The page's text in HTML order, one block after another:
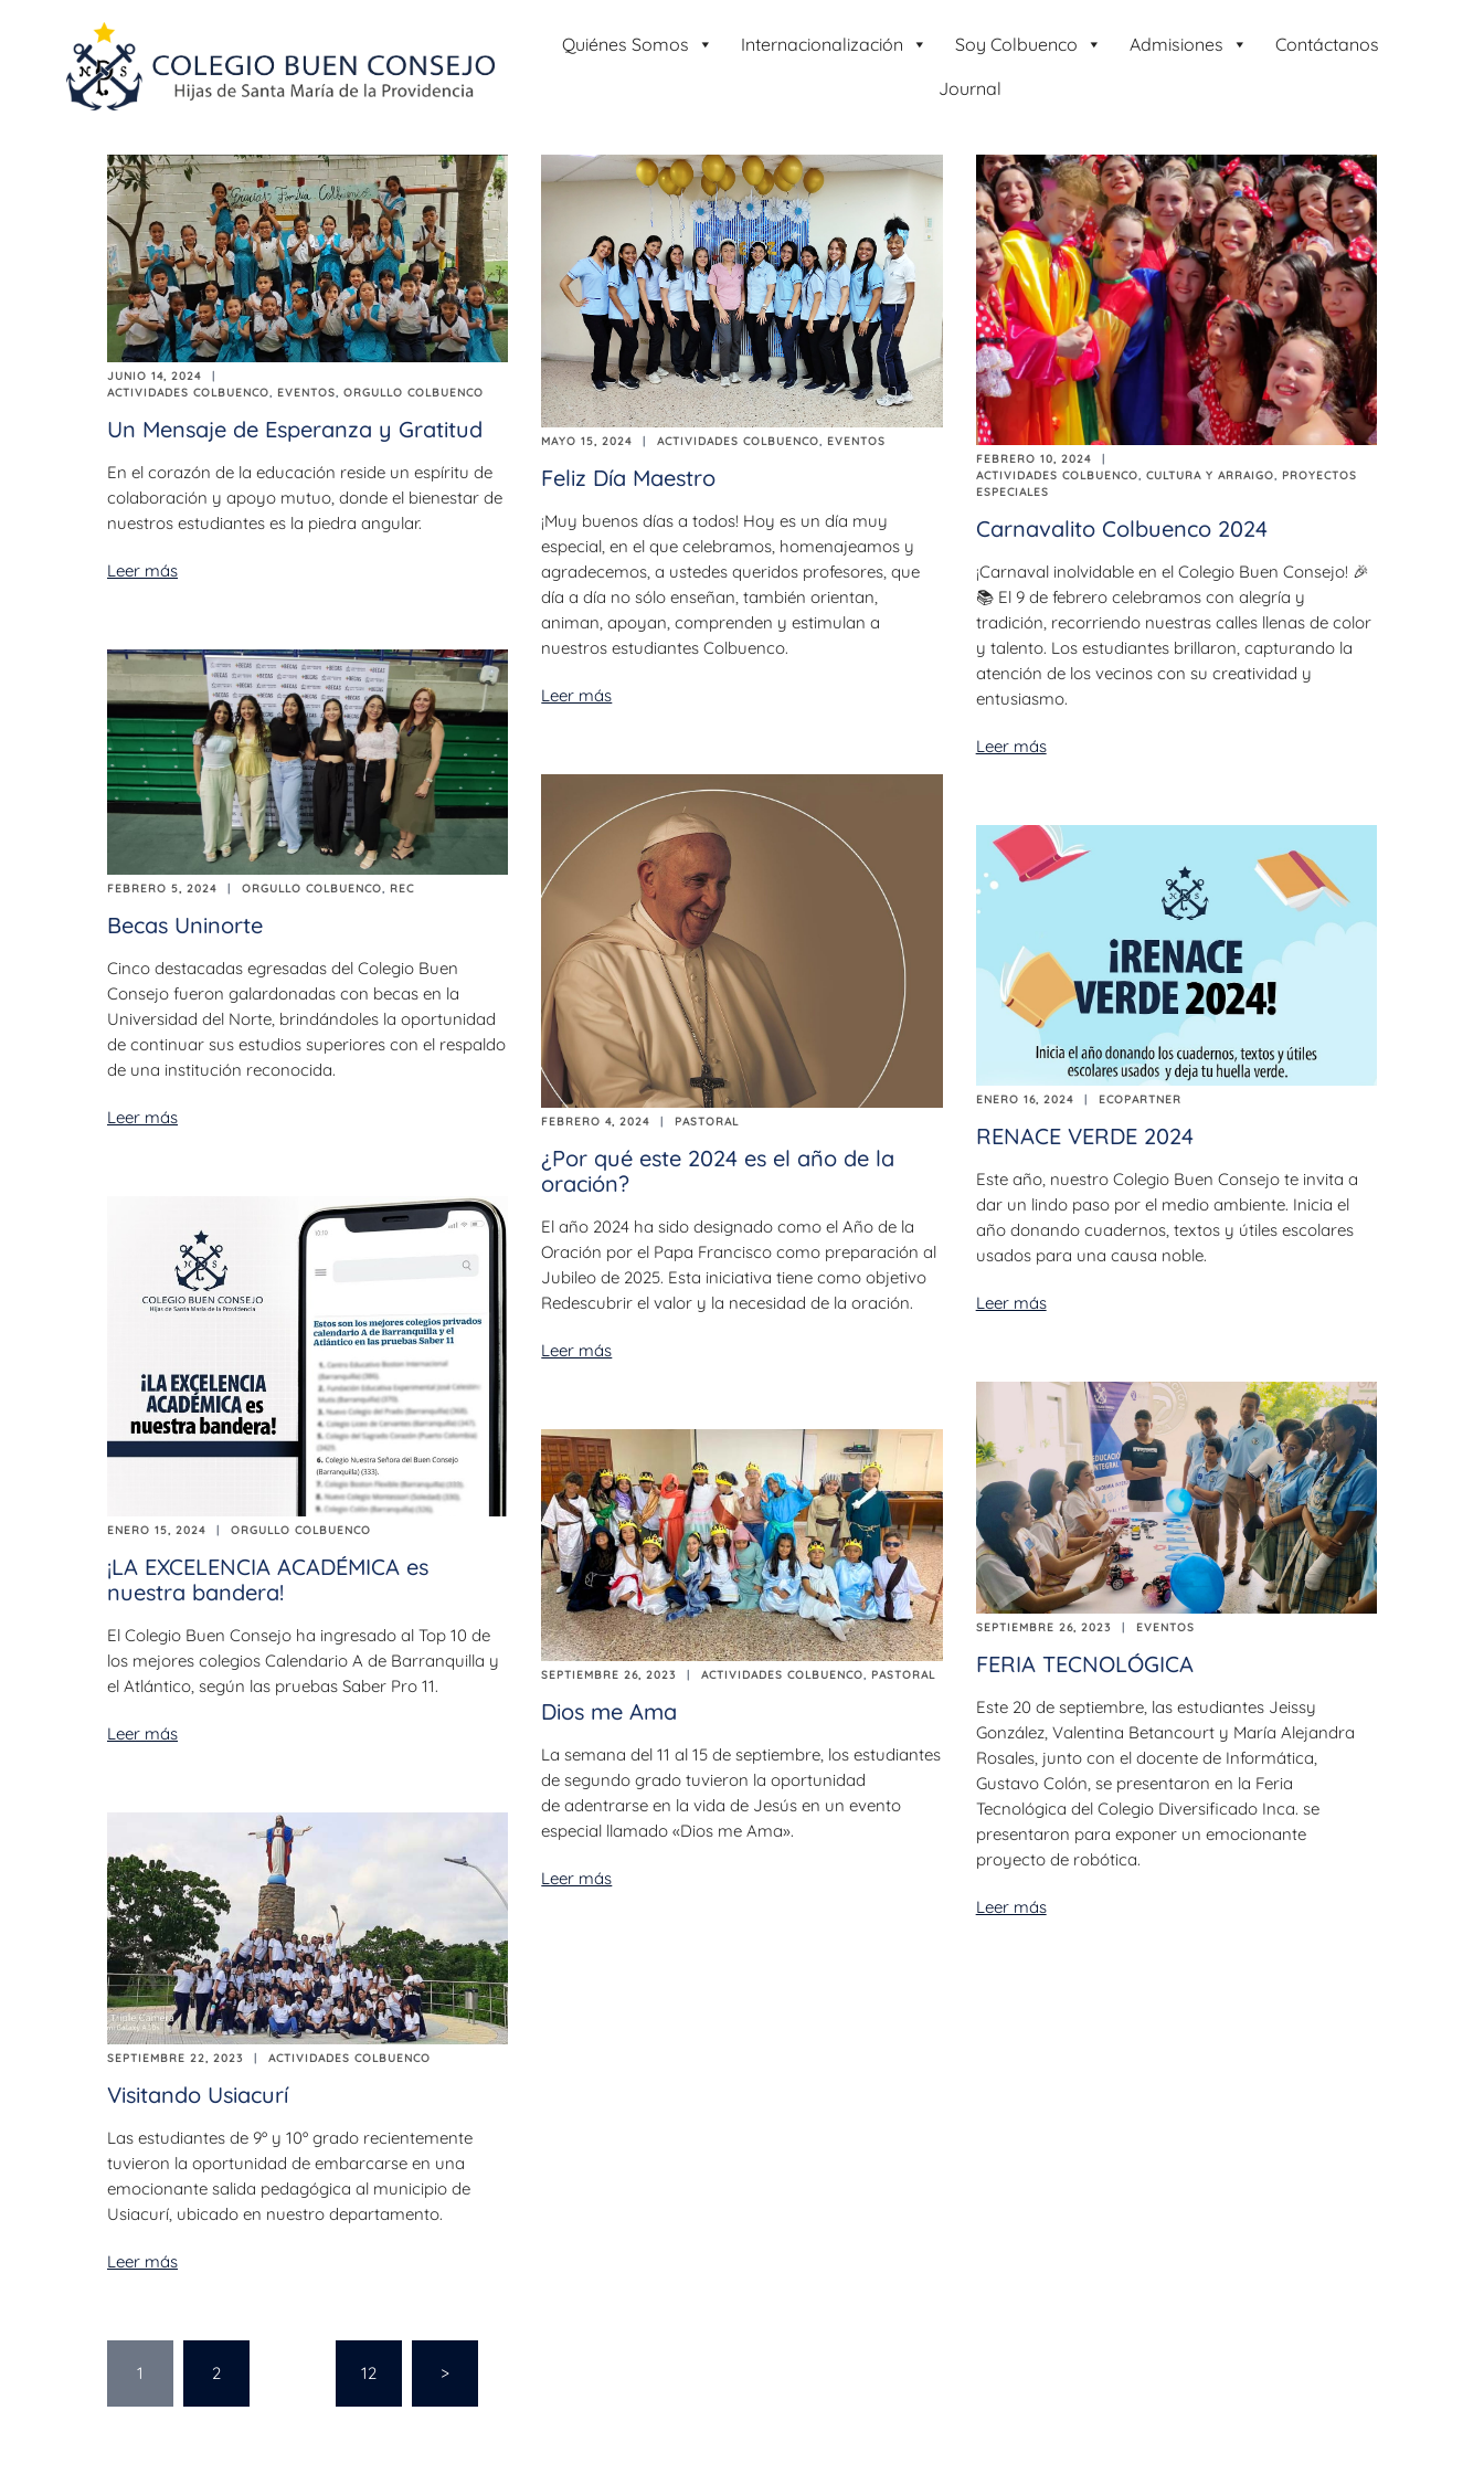
Quiénes Somos Internacionalización Soy Colbuenco Admisiones
Contáctanos
Journal
JUNIO 14, 2024
ACTIVIDADES COLBUENCO
EVENTOS ORGULLO COLBUENCO
Un Mensaje de Esperanza y Gratitud
En el corazón de la educación reside un espíritu de
colaboración y apoyo mutuo, donde el bienestar de
nuestros estudiantes es la piedra angular.
Leer más
MAYO 15, 2024 ACTIVIDADES COLBUENCO, EVENTOS
Feliz Día Maestro
¡Muy buenos días a todos! Hoy es un día muy
especial, en el que celebramos, homenajeamos y
agradecemos, a ustedes queridos profesores, que
día a día no sólo enseñan, también orientan,
animan, apoyan, comprenden y estimulan a
nuestros estudiantes Colbuenco.
Leer más
FEBRERO 10, 2024
ACTIVIDADES COLBUENCO, CULTURA Y ARRAIGO, PROYECTOS
ESPECIALES
Carnavalito Colbuenco 2024
¡Carnaval inolvidable en el Colegio Buen Consejo! 🎉
📚 El 9 de febrero celebramos con alegría y
tradición, recorriendo nuestras calles llenas de color
y talento. Los estudiantes brillaron, capturando la
atención de los vecinos con su creatividad y
entusiasmo.
Leer más
FEBRERO 5, 2024 ORGULLO COLBUENCO, REC
Becas Uninorte
Cinco destacadas egresadas del Colegio Buen
Consejo fueron galardonadas con becas en la
Universidad del Norte, brindándoles la oportunidad
de continuar sus estudios superiores con el respaldo
de una institución reconocida.
Leer más FEBRERO 4, 2024 PASTORAL
¿Por qué este 2024 es el año de la
oración?
El año 2024 ha sido designado como el Año de la
Oración por el Papa Francisco como preparación al
Jubileo de 2025. Esta iniciativa tiene como objetivo
Redescubrir el valor y la necesidad de la oración.
Leer más
ENERO 16, 2024 ECOPARTNER
RENACE VERDE 2024
Este año, nuestro Colegio Buen Consejo te invita a
dar un lindo paso por el medio ambiente. Inicia el
año donando cuadernos, textos y útiles escolares
usados para una causa noble.
Leer más
ENERO 15, 2024 ORGULLO COLBUENCO
¡LA EXCELENCIA ACADÉMICA es
nuestra bandera!
El Colegio Buen Consejo ha ingresado al Top 10 de
los mejores colegios Calendario A de Barranquilla y
el Atlántico, según las pruebas Saber Pro 11.
Leer más
SEPTIEMBRE 26, 2023 ACTIVIDADES COLBUENCO, PASTORAL
Dios me Ama
La semana del 11 al 15 de septiembre, los estudiantes
de segundo grado tuvieron la oportunidad
de adentrarse en la vida de Jesús en un evento
especial llamado «Dios me Ama».
Leer más
SEPTIEMBRE 26, 2023 EVENTOS
FERIA TECNOLÓGICA
Este 20 de septiembre, las estudiantes Jeissy
González, Valentina Betancourt y María Alejandra
Rosales, junto con el docente de Informática,
Gustavo Colón, se presentaron en la Feria
Tecnológica del Colegio Diversificado Inca. se
presentaron para exponer un emocionante
proyecto de robótica.
Leer más
SEPTIEMBRE 22, 2023 ACTIVIDADES COLBUENCO
Visitando Usiacurí
Las estudiantes de 9º y 10º grado recientemente
tuvieron la oportunidad de embarcarse en una
emocionante salida pedagógica al municipio de
Usiacurí, ubicado en nuestro departamento.
Leer más
1 2 12 >